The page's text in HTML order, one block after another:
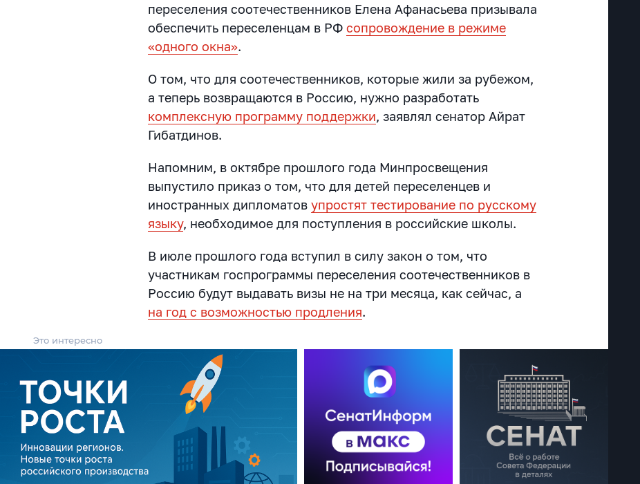
переселения соотечественников Елена Афанасьева призывала
обеспечить переселенцам в РФсопровождение в режиме
«одного окна».
О том, что для соотечественников, которые жили за рубежом,
а теперь возвращаются в Россию, нужно разработать
комплексную программу поддержки, заявлял сенатор Айрат
Гибатдинов.
Напомним, в октябре прошлого года Минпросвещения
выпустило приказ о том, что для детей переселенцев и
иностранных дипломатовупростят тестирование по русскому
языку, необходимое для поступления в российские школы.
В июле прошлого года вступил в силу закон о том, что
участникам госпрограммы переселения соотечественников в
Россию будут выдавать визы не на три месяца, как сейчас, а
на год с возможностью продления.
Это интересно